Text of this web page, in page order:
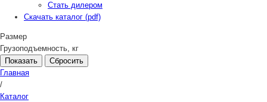
Стать дилером
Скачать каталог (pdf)
Размер
Грузоподъемность, кг
Сбросить
Главная
/
Каталог